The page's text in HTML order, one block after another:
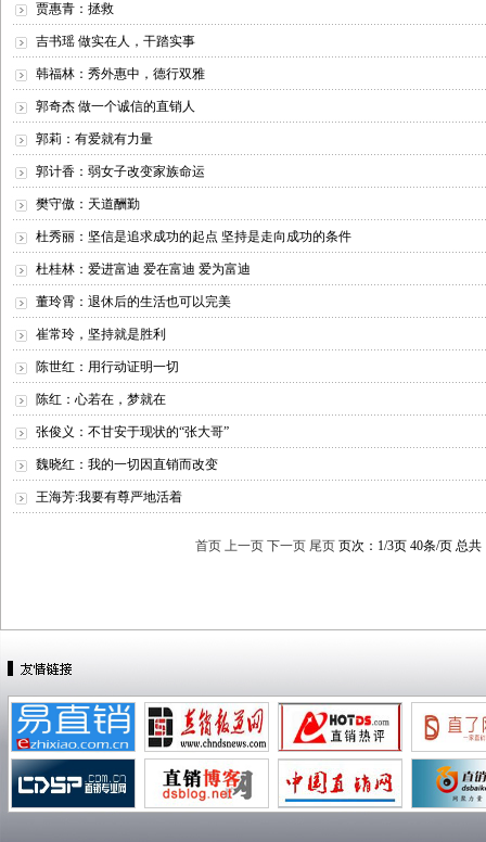
贾惠青：拯救
吉书瑶 做实在人，干踏实事
韩福林：秀外惠中，德行双雅
郭奇杰 做一个诚信的直销人
郭莉：有爱就有力量
郭计香：弱女子改变家族命运
樊守傲：天道酬勤
杜秀丽：坚信是追求成功的起点 坚持是走向成功的条件
杜桂林：爱进富迪 爱在富迪 爱为富迪
董玲霄：退休后的生活也可以完美
崔常玲，坚持就是胜利
陈世红：用行动证明一切
陈红：心若在，梦就在
张俊义：不甘安于现状的“张大哥”
魏晓红：我的一切因直销而改变
王海芳:我要有尊严地活着
首页 上一页 下一页 尾页 页次：1/3页 40条/页 总共